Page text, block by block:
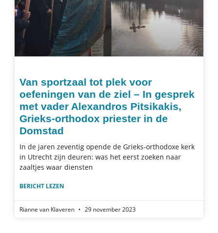
Van sportzaal tot plek voor
oefeningen van de ziel – In gesprek
met vader Alexandros Pitsikakis,
Grieks-orthodox priester in de
Domstad
In de jaren zeventig opende de Grieks-orthodoxe kerk
in Utrecht zijn deuren: was het eerst zoeken naar
zaaltjes waar diensten
BERICHT LEZEN
Rianne van Klaveren 29 november 2023